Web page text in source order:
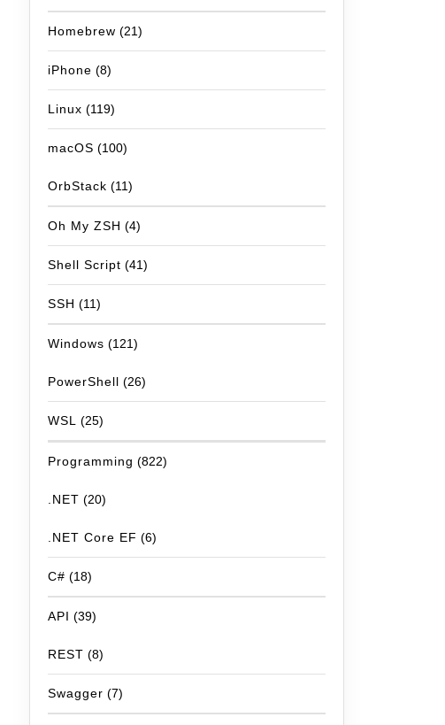
Homebrew (21)
iPhone (8)
Linux (119)
macOS (100)
OrbStack (11)
Oh My ZSH (4)
Shell Script (41)
SSH (11)
Windows (121)
PowerShell (26)
WSL (25)
Programming (822)
.NET (20)
.NET Core EF (6)
C# (18)
API (39)
REST (8)
Swagger (7)